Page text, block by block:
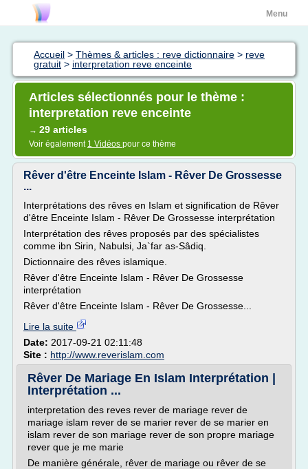
Menu
Accueil > Thèmes & articles : reve dictionnaire > reve
gratuit > interpretation reve enceinte
Articles sélectionnés pour le thème :
interpretation reve enceinte
→ 29 articles
Voir également 1 Vidéos pour ce thème
Rêver d'être Enceinte Islam - Rêver De Grossesse
...
Interprétations des rêves en Islam et signification de Rêver
d'être Enceinte Islam - Rêver De Grossesse interprétation
Interprétation des rêves proposés par des spécialistes
comme ibn Sirin, Nabulsi, Ja`far as-Sâdiq.
Dictionnaire des rêves islamique.
Rêver d'être Enceinte Islam - Rêver De Grossesse
interprétation
Rêver d'être Enceinte Islam - Rêver De Grossesse...
Lire la suite
Date: 2017-09-21 02:11:48
Site : http://www.reverislam.com
Rêver De Mariage En Islam Interprétation |
Interprétation ...
interpretation des reves rever de mariage rever de
mariage islam rever de se marier rever de se marier en
islam rever de son mariage rever de son propre mariage
rever que je me marie
De manière générale, rêver de mariage ou rêver de se